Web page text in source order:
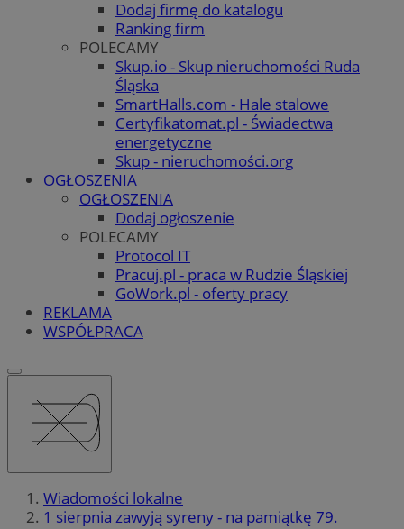
Dodaj firmę do katalogu
Ranking firm
POLECAMY
Skup.io - Skup nieruchomości Ruda
Śląska
SmartHalls.com - Hale stalowe
Certyfikatomat.pl - Świadectwa
energetyczne
Skup - nieruchomości.org
OGŁOSZENIA
OGŁOSZENIA
Dodaj ogłoszenie
POLECAMY
Protocol IT
Pracuj.pl - praca w Rudzie Śląskiej
GoWork.pl - oferty pracy
REKLAMA
WSPÓŁPRACA
Wiadomości lokalne
1 sierpnia zawyją syreny - na pamiątkę 79.